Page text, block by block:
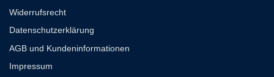
Widerrufsrecht
Datenschutzerklärung
AGB und Kundeninformationen
Impressum